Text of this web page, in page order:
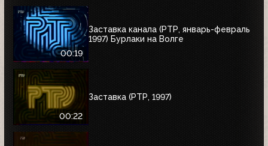
00:19
Заставка канала (РТР, январь-февраль
1997) Бурлаки на Волге
00:22
Заставка (РТР, 1997)